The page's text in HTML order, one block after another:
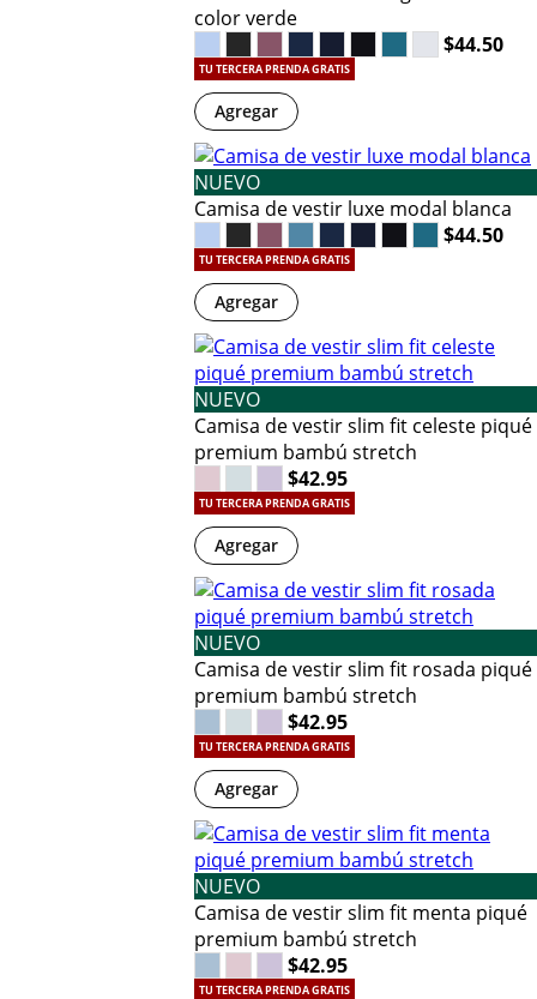
color verde
$44.50
TU TERCERA PRENDA GRATIS
Agregar
NUEVO
Camisa de vestir luxe modal blanca
$44.50
TU TERCERA PRENDA GRATIS
Agregar
NUEVO
Camisa de vestir slim fit celeste piqué
premium bambú stretch
$42.95
TU TERCERA PRENDA GRATIS
Agregar
NUEVO
Camisa de vestir slim fit rosada piqué
premium bambú stretch
$42.95
TU TERCERA PRENDA GRATIS
Agregar
NUEVO
Camisa de vestir slim fit menta piqué
premium bambú stretch
$42.95
TU TERCERA PRENDA GRATIS